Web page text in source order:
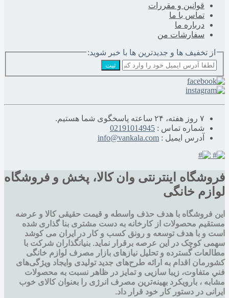
قوانین و مقررات
تماس با ما
درباره‌ ما
سفارشات من
از تخفیف ها و جدیدترین ها با خبر شوید:
ثبت
۷ روز هفته، ۲۴ ساعته پاسخگوی شما هستیم.
شماره تماس : 02191014945
آدرس ایمیل : info@vankala.com
فروشگاه اینترنتی وان کالا، پخش و فروشگاه
لوازم خانگی
این فروشگاه با هدف حذف واسطه و قیمت حقیقی کالا و عرضه
مستقیم محصولات از کارخانه به دست مشتری بنا گذاری شده
است و با هدف توسعه و رونق کسب و کار در ایران می کوشد
سهمی کوچک در این عرصه برقرار نماید. بنیانگذاران شرکت با
مطالعات گسترده و تحليل نيازهای بازار مصرف لوازم خانگی
کشورمان اقدام به ارائه طرح‌های جديد تولیدی وایجاد ويژگی‌های
فني متفاوت، زيبا سازيی و تمايز در ظاهر نسبت به محصولات
مشابه ، بارویکرد بهینه‌ترین مصرف انرژی را بعنوان کالای خوب
ایرانی در دستور کار خود قرار داد.